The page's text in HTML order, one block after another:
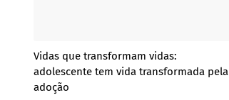
Vidas que transformam vidas:
adolescente tem vida transformada pela
adoção